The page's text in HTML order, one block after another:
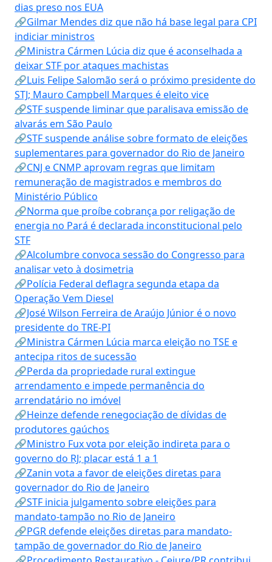
dias preso nos EUA
🔗Gilmar Mendes diz que não há base legal para CPI
indiciar ministros
🔗Ministra Cármen Lúcia diz que é aconselhada a
deixar STF por ataques machistas
🔗Luis Felipe Salomão será o próximo presidente do
STJ; Mauro Campbell Marques é eleito vice
🔗STF suspende liminar que paralisava emissão de
alvarás em São Paulo
🔗STF suspende análise sobre formato de eleições
suplementares para governador do Rio de Janeiro
🔗CNJ e CNMP aprovam regras que limitam
remuneração de magistrados e membros do
Ministério Público
🔗Norma que proíbe cobrança por religação de
energia no Pará é declarada inconstitucional pelo
STF
🔗Alcolumbre convoca sessão do Congresso para
analisar veto à dosimetria
🔗Polícia Federal deflagra segunda etapa da
Operação Vem Diesel
🔗José Wilson Ferreira de Araújo Júnior é o novo
presidente do TRE-PI
🔗Ministra Cármen Lúcia marca eleição no TSE e
antecipa ritos de sucessão
🔗Perda da propriedade rural extingue
arrendamento e impede permanência do
arrendatário no imóvel
🔗Heinze defende renegociação de dívidas de
produtores gaúchos
🔗Ministro Fux vota por eleição indireta para o
governo do RJ; placar está 1 a 1
🔗Zanin vota a favor de eleições diretas para
governador do Rio de Janeiro
🔗STF inicia julgamento sobre eleições para
mandato-tampão no Rio de Janeiro
🔗PGR defende eleições diretas para mandato-
tampão de governador do Rio de Janeiro